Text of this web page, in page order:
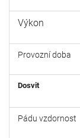
Výkon
Provozní doba
Dosvit
Pádu vzdornost